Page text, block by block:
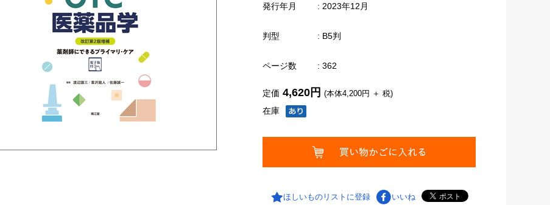
発行年月 : 2023年12月
判型 : B5判
ページ数 : 362
在庫
定価 4,620円 (本体4,200円 ＋ 税)
ほしいものリストに登録 いいね